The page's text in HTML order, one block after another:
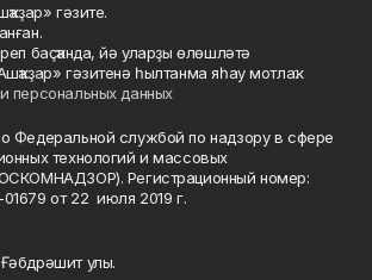
гәзите.
баҫҡанда, йә уларҙы өлөшләтә
гәзитенә һылтанма яһау мотлаҡ.
персональных данных
Федеральной службой по надзору в сфере
технологий и массовых
Регистрационный номер:
от 22 июля 2019 г.
улы.